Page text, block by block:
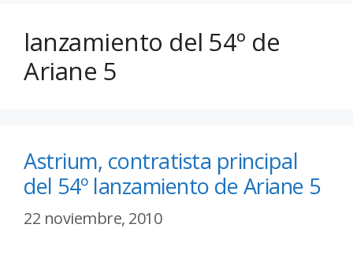
lanzamiento del 54º de
Ariane 5
Astrium, contratista principal
del 54º lanzamiento de Ariane 5
22 noviembre, 2010